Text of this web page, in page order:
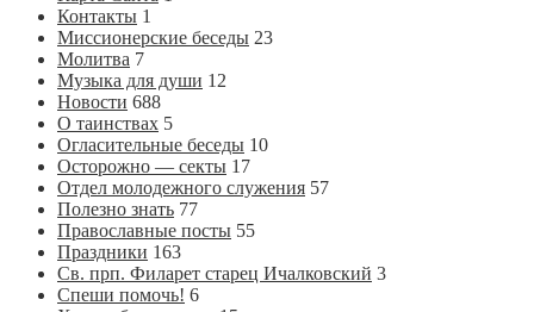
Контакты 1
Миссионерские беседы 23
Молитва 7
Музыка для души 12
Новости 688
О таинствах 5
Огласительные беседы 10
Осторожно — секты 17
Отдел молодежного служения 57
Полезно знать 77
Православные посты 55
Праздники 163
Св. прп. Филарет старец Ичалковский 3
Спеши помочь! 6